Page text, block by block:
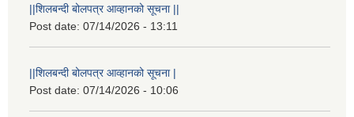
||शिलबन्दी बोलपत्र आव्हानको सूचना ||
Post date: 07/14/2026 - 13:11
||शिलबन्दी बोलपत्र आव्हानको सूचना |
Post date: 07/14/2026 - 10:06